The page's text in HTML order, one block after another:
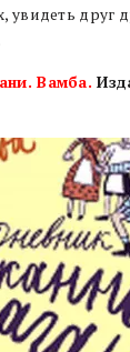
друг
Вамба.